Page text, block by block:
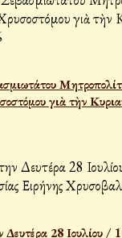
γιὰ τὴν
Δευτέρα 28 Ιουλίου /